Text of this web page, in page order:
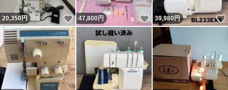
20,350円 いいね！
47,800円 いいね！
39,980円